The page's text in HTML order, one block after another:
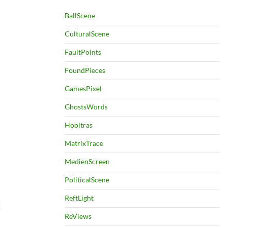
BallScene
CulturalScene
FaultPoints
FoundPieces
GamesPixel
GhostsWords
Hooltras
MatrixTrace
MedienScreen
PoliticalScene
ReftLight
ReViews